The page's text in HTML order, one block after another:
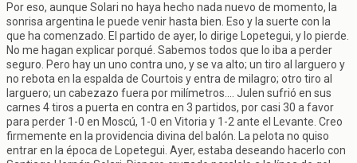
Por eso, aunque Solari no haya hecho nada nuevo de momento, la
sonrisa argentina le puede venir hasta bien. Eso y la suerte con la
que ha comenzado. El partido de ayer, lo dirige Lopetegui, y lo pierde.
No me hagan explicar porqué. Sabemos todos que lo iba a perder
seguro. Pero hay un uno contra uno, y se va alto; un tiro al larguero y
no rebota en la espalda de Courtois y entra de milagro; otro tiro al
larguero; un cabezazo fuera por milímetros.... Julen sufrió en sus
carnes 4 tiros a puerta en contra en 3 partidos, por casi 30 a favor
para perder 1-0 en Moscú, 1-0 en Vitoria y 1-2 ante el Levante. Creo
firmemente en la providencia divina del balón. La pelota no quiso
entrar en la época de Lopetegui. Ayer, estaba deseando hacerlo con